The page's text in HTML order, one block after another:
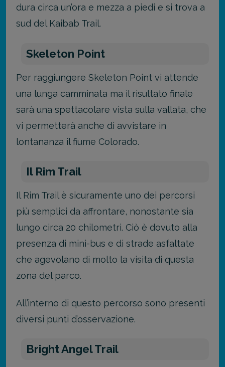
dura circa un’ora e mezza a piedi e si trova a
sud del Kaibab Trail.
Skeleton Point
Per raggiungere Skeleton Point vi attende
una lunga camminata ma il risultato finale
sarà una spettacolare vista sulla vallata, che
vi permetterà anche di avvistare in
lontananza il fiume Colorado.
Il Rim Trail
Il Rim Trail è sicuramente uno dei percorsi
più semplici da affrontare, nonostante sia
lungo circa 20 chilometri. Ciò è dovuto alla
presenza di mini-bus e di strade asfaltate
che agevolano di molto la visita di questa
zona del parco.
All’interno di questo percorso sono presenti
diversi punti d’osservazione.
Bright Angel Trail